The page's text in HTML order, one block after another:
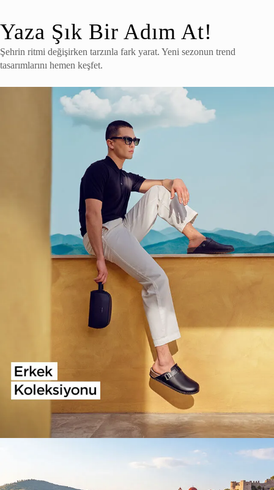
Yaza Şık Bir Adım At!
Şehrin ritmi değişirken tarzınla fark yarat. Yeni sezonun trend
tasarımlarını hemen keşfet.